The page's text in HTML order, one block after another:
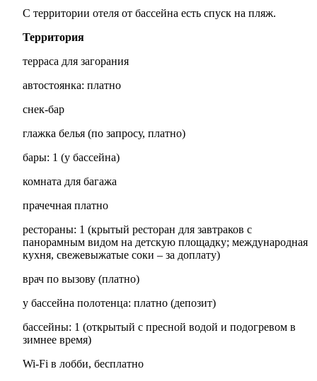
С территории отеля от бассейна есть спуск на пляж.
Территория
терраса для загорания
автостоянка: платно
снек-бар
глажка белья (по запросу, платно)
бары: 1 (у бассейна)
комната для багажа
прачечная платно
рестораны: 1 (крытый ресторан для завтраков с
панорамным видом на детскую площадку; международная
кухня, свежевыжатые соки – за доплату)
врач по вызову (платно)
у бассейна полотенца: платно (депозит)
бассейны: 1 (открытый с пресной водой и подогревом в
зимнее время)
Wi-Fi в лобби, бесплатно